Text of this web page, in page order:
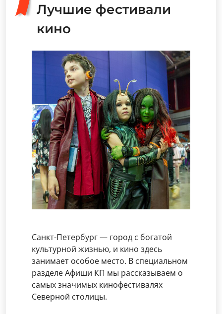
Лучшие фестивали
кино
Санкт-Петербург — город с богатой
культурной жизнью, и кино здесь
занимает особое место. В специальном
разделе Афиши КП мы рассказываем о
самых значимых кинофестивалях
Северной столицы.